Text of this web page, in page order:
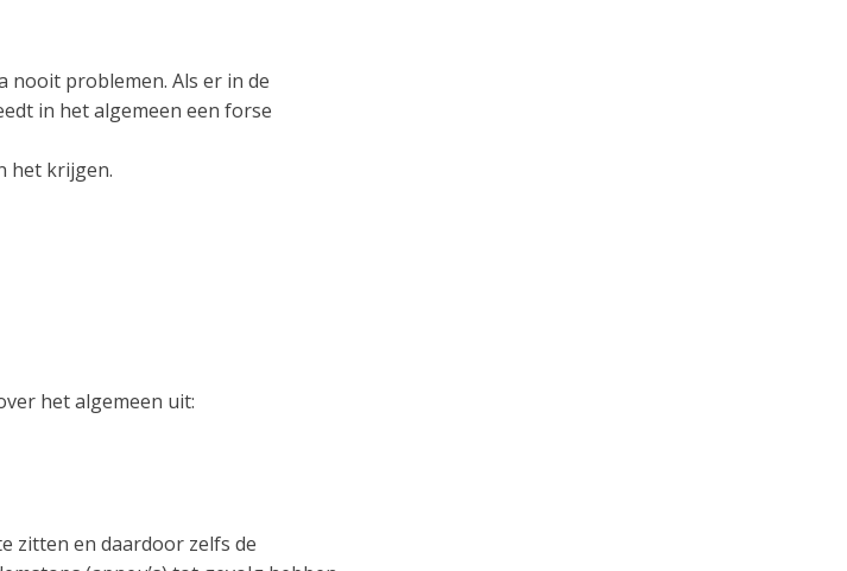
nooit problemen. Als er in de
in het algemeen een forse
het krijgen.
het algemeen uit:
zitten en daardoor zelfs de